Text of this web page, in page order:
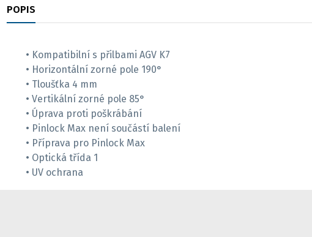
POPIS
• Kompatibilní s přilbami AGV K7
• Horizontální zorné pole 190°
• Tloušťka 4 mm
• Vertikální zorné pole 85°
• Úprava proti poškrábání
• Pinlock Max není součástí balení
• Příprava pro Pinlock Max
• Optická třída 1
• UV ochrana